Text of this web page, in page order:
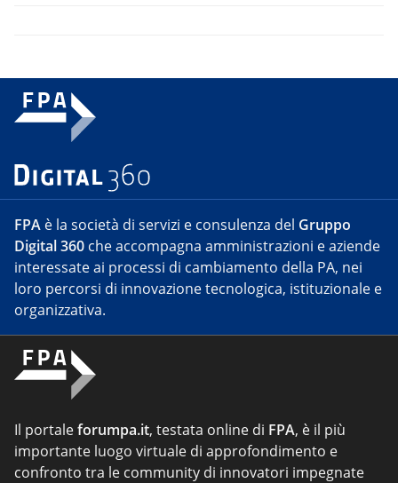
FPA è la società di servizi e consulenza del Gruppo
Digital 360 che accompagna amministrazioni e aziende
interessate ai processi di cambiamento della PA, nei
loro percorsi di innovazione tecnologica, istituzionale e
organizzativa.
Il portaleforumpa.it, testata online di FPA, è il più
importante luogo virtuale di approfondimento e
confronto tra le community di innovatori impegnate